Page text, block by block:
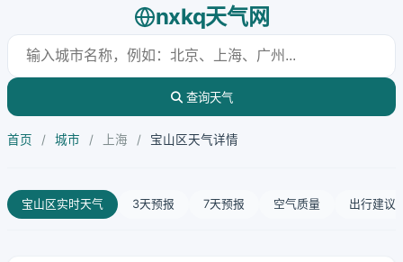
nxkq天气网
查询天气
首页 / 城市 / 上海 / 宝山区天气详情
宝山区实时天气 3天预报 7天预报 空气质量 出行建议